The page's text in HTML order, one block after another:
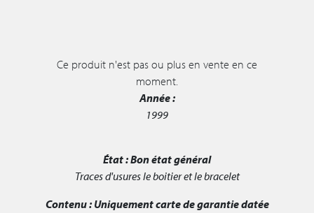
Ce produit n'est pas ou plus en vente en ce
moment.
Année :
1999
État :Bon état général
Traces d'usures le boitier et le bracelet
Contenu : Uniquement carte de garantie datée